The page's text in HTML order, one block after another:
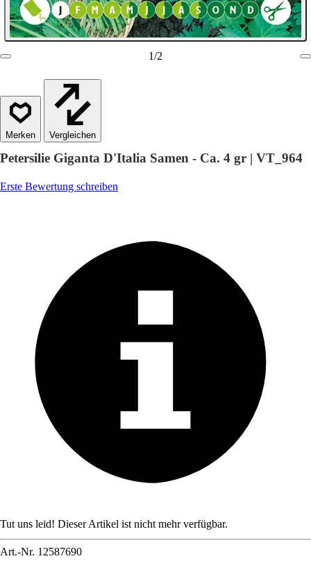
1/2
Vergleichen
Petersilie Giganta D'Italia Samen - Ca. 4 gr | VT_964
Erste Bewertung schreiben
Tut uns leid! Dieser Artikel ist nicht mehr verfügbar.
Art.-Nr. 12587690